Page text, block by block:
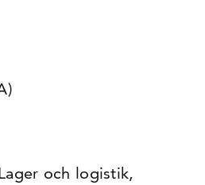
och logistik,